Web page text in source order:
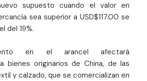
supuesto cuando el valor en
sea superior a USD$117.00 se
del 19%.
en el arancel afectará
bienes originarios de China, de las
y calzado, que se comercializan en